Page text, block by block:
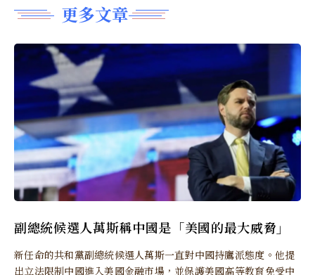
更多文章
副總統候選人萬斯稱中國是「美國的最大威脅」
新任命的共和黨副總統候選人萬斯一直對中國持鷹派態度。他提
出立法限制中國進入美國金融市場，並保護美國高等教育免受中